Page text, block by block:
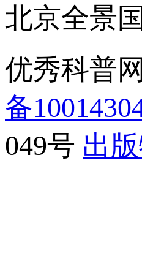
北京全景
优秀科普
备
049号 出